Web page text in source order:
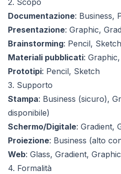
2. Scopo
Documentazione: Business,
Presentazione: Graphic,
Brainstorming: Pencil,
Materiali pubblicati:
Prototipi: Pencil, Sketch
3. Supporto
Stampa: Business (sicuro),
disponibile)
Schermo/Digitale: Gradient,
Proiezione: Business (alto
Web: Glass, Gradient, Graphic
4. Formalità